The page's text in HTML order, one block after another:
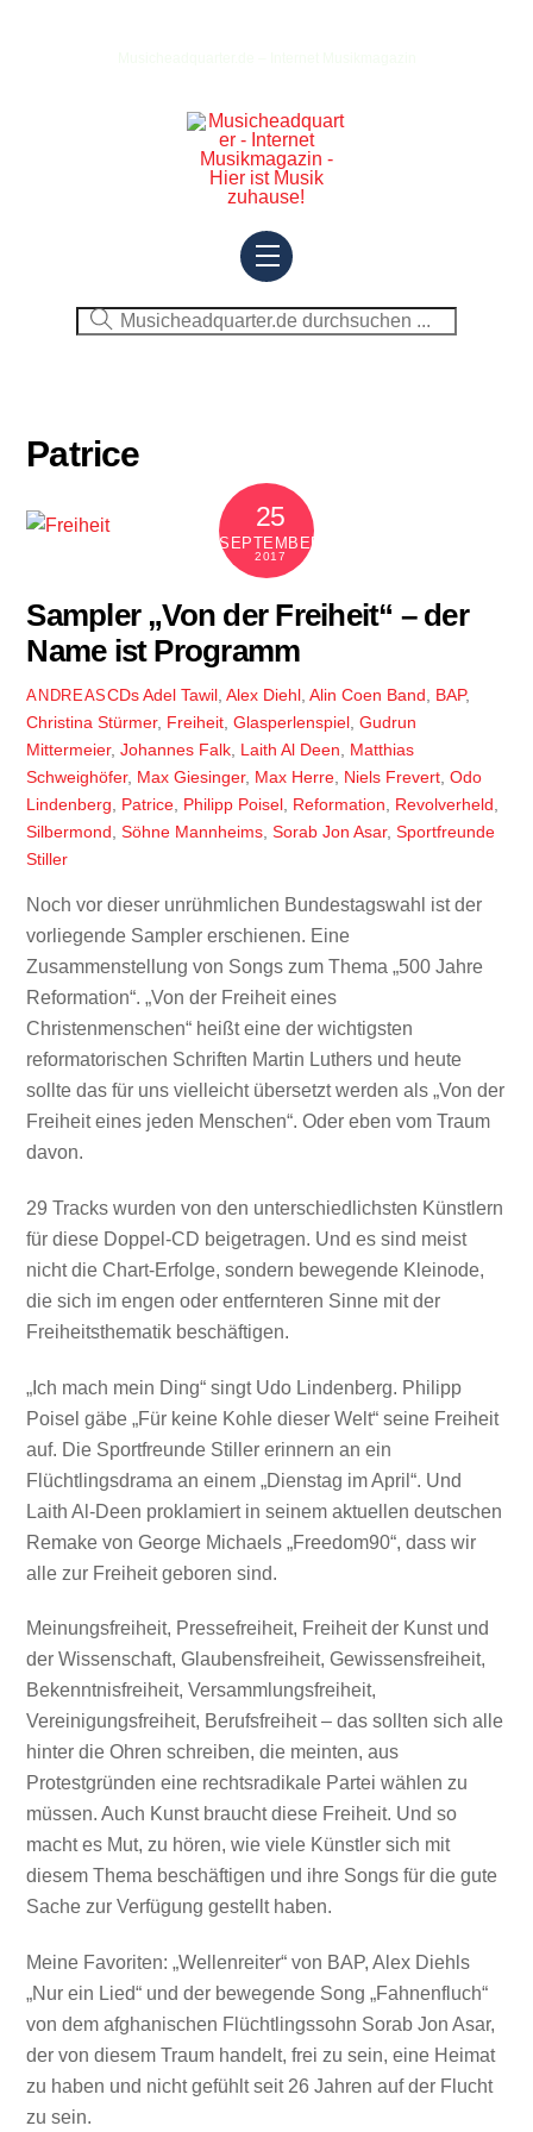
Menu
Patrice
25
SEPTEMBER
2017
Sampler „Von der Freiheit“ – der
Name ist Programm
ANDREASCDsAdel Tawil, Alex Diehl, Alin Coen Band BAP,
Christina Stürmer, Freiheit ,Glasperlenspiel ,Gudrun
Mittermeier,Johannes Falk Laith Al Deen
Matthias
Schweighöfer, Max Giesinger, Max Herre Niels Frevert ,Odo
Lindenberg
Patrice Philipp Poisel Reformation Revolverheld
Silbermond ,Söhne Mannheims ,Sorab Jon Asar,Sportfreunde
Stiller
Noch vor dieser unrühmlichen Bundestagswahl ist der
vorliegende Sampler erschienen. Eine
Zusammenstellung von Songs zum Thema „500 Jahre
Reformation“. „Von der Freiheit eines
Christenmenschen“ heißt eine der wichtigsten
reformatorischen Schriften Martin Luthers und heute
sollte das für uns vielleicht übersetzt werden als „Von der
Freiheit eines jeden Menschen“. Oder eben vom Traum
davon.
29 Tracks wurden von den unterschiedlichsten Künstlern
für diese Doppel-CD beigetragen. Und es sind meist
nicht die Chart-Erfolge, sondern bewegende Kleinode,
die sich im engen oder entfernteren Sinne mit der
Freiheitsthematik beschäftigen.
„Ich mach mein Ding“ singt Udo Lindenberg. Philipp
Poisel gäbe „Für keine Kohle dieser Welt“ seine Freiheit
auf. Die Sportfreunde Stiller erinnern an ein
Flüchtlingsdrama an einem „Dienstag im April“. Und
Laith Al-Deen proklamiert in seinem aktuellen deutschen
Remake von George Michaels „Freedom90“, dass wir
alle zur Freiheit geboren sind.
Meinungsfreiheit, Pressefreiheit, Freiheit der Kunst und
der Wissenschaft, Glaubensfreiheit, Gewissensfreiheit,
Bekenntnisfreiheit, Versammlungsfreiheit,
Vereinigungsfreiheit, Berufsfreiheit – das sollten sich alle
hinter die Ohren schreiben, die meinten, aus
Protestgründen eine rechtsradikale Partei wählen zu
müssen. Auch Kunst braucht diese Freiheit. Und so
macht es Mut, zu hören, wie viele Künstler sich mit
diesem Thema beschäftigen und ihre Songs für die gute
Sache zur Verfügung gestellt haben.
Meine Favoriten: „Wellenreiter“ von BAP, Alex Diehls
„Nur ein Lied“ und der bewegende Song „Fahnenfluch“
von dem afghanischen Flüchtlingssohn Sorab Jon Asar,
der von diesem Traum handelt, frei zu sein, eine Heimat
zu haben und nicht gefühlt seit 26 Jahren auf der Flucht
zu sein.